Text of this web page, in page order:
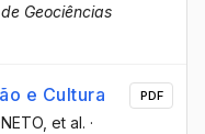
Geociências
e Cultura
, et al. ·
PDF